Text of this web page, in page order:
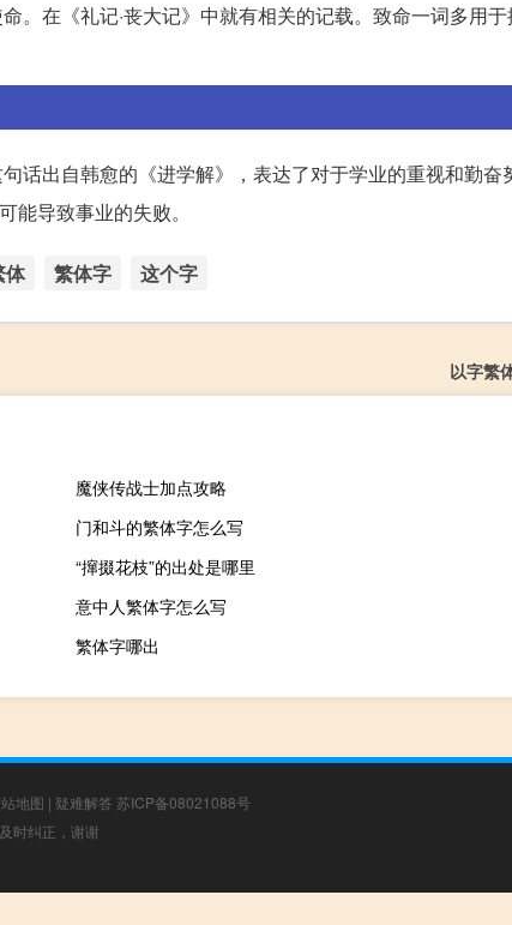
。在《礼记·丧大记》中就有相关的记载。致命一词多用
话出自韩愈的《进学解》，表达了对于学业的重视和勤奋
导致事业的失败。
体 繁体字 这个字
以字繁
魔侠传战士加点攻略
门和斗的繁体字怎么写
“撺掇花枝”的出处是哪里
意中人繁体字怎么写
繁体字哪出
地图 | 疑难解答 苏ICP备08021088号
时纠正，谢谢